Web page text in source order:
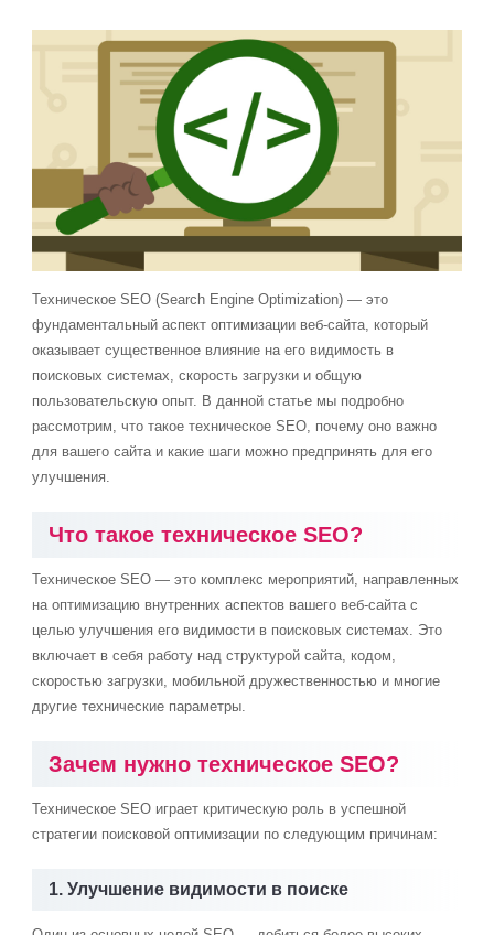
Техническое SEO (Search Engine Optimization) — это
фундаментальный аспект оптимизации веб-сайта, который
оказывает существенное влияние на его видимость в
поисковых системах, скорость загрузки и общую
пользовательскую опыт. В данной статье мы подробно
рассмотрим, что такое техническое SEO, почему оно важно
для вашего сайта и какие шаги можно предпринять для его
улучшения.
Что такое техническое SEO?
Техническое SEO — это комплекс мероприятий, направленных
на оптимизацию внутренних аспектов вашего веб-сайта с
целью улучшения его видимости в поисковых системах. Это
включает в себя работу над структурой сайта, кодом,
скоростью загрузки, мобильной дружественностью и многие
другие технические параметры.
Зачем нужно техническое SEO?
Техническое SEO играет критическую роль в успешной
стратегии поисковой оптимизации по следующим причинам:
1. Улучшение видимости в поиске